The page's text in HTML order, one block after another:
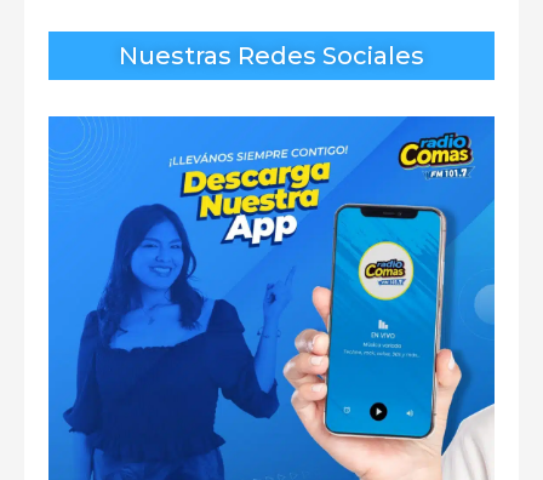
Nuestras Redes Sociales